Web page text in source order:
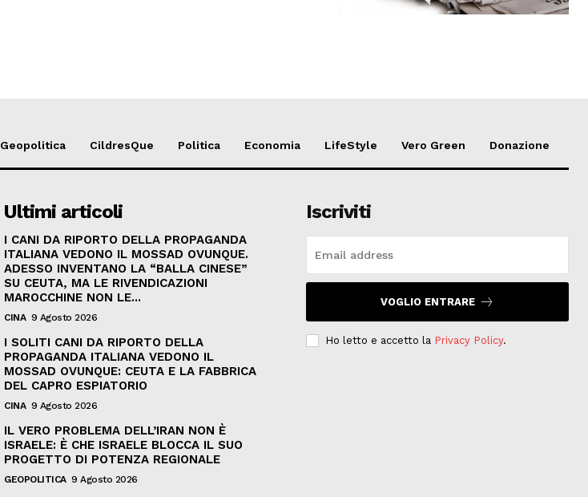
Geopolitica CildresQue Politica Economia LifeStyle Vero Green Donazione
Ultimi articoli
I CANI DA RIPORTO DELLA PROPAGANDA
ITALIANA VEDONO IL MOSSAD OVUNQUE.
ADESSO INVENTANO LA “BALLA CINESE”
SU CEUTA, MA LE RIVENDICAZIONI
MAROCCHINE NON LE...
CINA 9 Agosto 2026
I SOLITI CANI DA RIPORTO DELLA
PROPAGANDA ITALIANA VEDONO IL
MOSSAD OVUNQUE: CEUTA E LA FABBRICA
DEL CAPRO ESPIATORIO
CINA 9 Agosto 2026
IL VERO PROBLEMA DELL’IRAN NON È
ISRAELE: È CHE ISRAELE BLOCCA IL SUO
PROGETTO DI POTENZA REGIONALE
GEOPOLITICA 9 Agosto 2026
Iscriviti
VOGLIO ENTRARE
Ho letto e accetto la Privacy Policy.